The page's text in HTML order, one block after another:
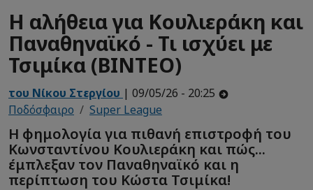
Η αλήθεια για Κουλιεράκη και
Παναθηναϊκό - Τι ισχύει με
Τσιμίκα (ΒΙΝΤΕΟ)
του Νίκου Στεργίου | 09/05/26 - 20:25
Ποδόσφαιρο
Super League
Η φημολογία για πιθανή επιστροφή του
Κωνσταντίνου Κουλιεράκη και πώς...
έμπλεξαν τον Παναθηναϊκό και η
περίπτωση του Κώστα Τσιμίκα!